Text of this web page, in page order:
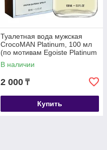
Туалетная вода мужская
CrocoMAN Platinum, 100 мл
(по мотивам Egoiste Platinum
(Chanel)
В наличии
2 000 ₸
Купить